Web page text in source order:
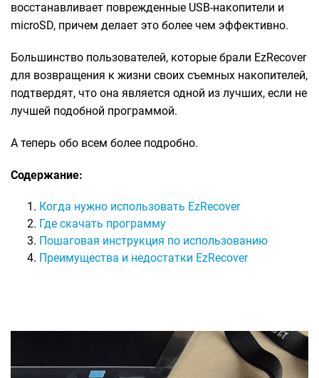
восстанавливает поврежденные USB-накопители и
microSD, причем делает это более чем эффективно.
Большинство пользователей, которые брали EzRecover
для возвращения к жизни своих съемных накопителей,
подтвердят, что она является одной из лучших, если не
лучшей подобной программой.
А теперь обо всем более подробно.
Содержание:
Когда нужно использовать EzRecover
Где скачать программу
Пошаговая инструкция по использованию
Преимущества и недостатки EzRecover